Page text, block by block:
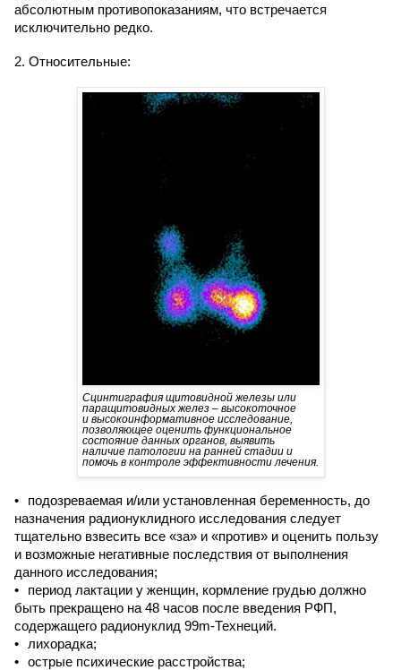
абсолютным противопоказаниям, что встречается
исключительно редко.
2. Относительные:
Сцинтиграфия щитовидной железы или
паращитовидных желез – высокоточное
и высокоинформативное исследование,
позволяющее оценить функциональное
состояние данныхорганов, выявить
наличие патологии на ранней стадии и
помочь в контроле эффективности лечения.
подозреваемая и/или установленная беременность, до
назначения радионуклидного исследования следует
тщательно взвесить все «за» и «против» и оценить пользу
и возможные негативные последствия от выполнения
данного исследования;
период лактации у женщин, кормление грудью должно
быть прекращено на 48 часов после введения РФП,
содержащего радионуклид 99m-Технеций.
лихорадка;
острые психические расстройства;